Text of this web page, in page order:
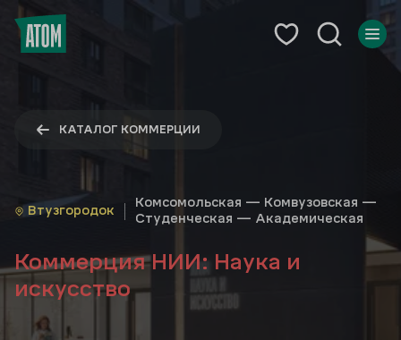
КАТАЛОГ КОММЕРЦИИ
Втузгородок
Комсомольская — Комвузовская —
Студенческая — Академическая
Коммерция НИИ: Наука и
искусство